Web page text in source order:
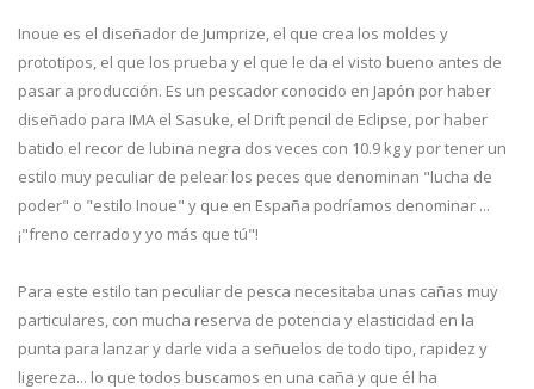
Inoue es el diseñador de Jumprize, el que crea los moldes y
prototipos, el que los prueba y el que le da el visto bueno antes de
pasar a producción. Es un pescador conocido en Japón por haber
diseñado para IMA el Sasuke, el Drift pencil de Eclipse, por haber
batido el recor de lubina negra dos veces con 10.9 kg y por tener un
estilo muy peculiar de pelear los peces que denominan "lucha de
poder" o "estilo Inoue" y que en España podríamos denominar ...
¡"freno cerrado y yo más que tú"!
Para este estilo tan peculiar de pesca necesitaba unas cañas muy
particulares, con mucha reserva de potencia y elasticidad en la
punta para lanzar y darle vida a señuelos de todo tipo, rapidez y
ligereza... lo que todos buscamos en una caña y que él ha